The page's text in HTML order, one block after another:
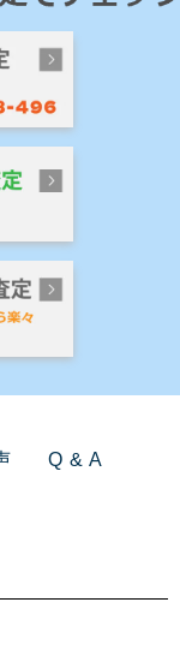
Q & A